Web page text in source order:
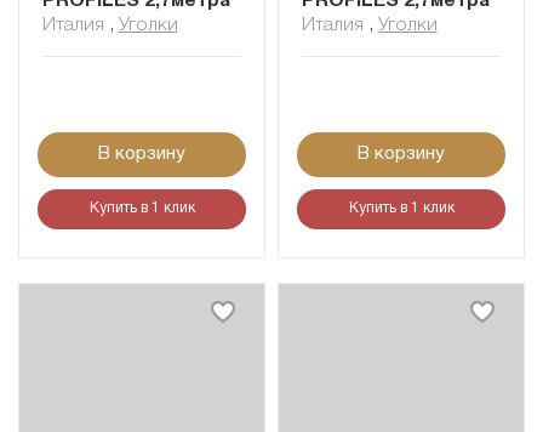
Италия , Уголки
В корзину
Купить в 1 клик
Италия , Уголки
В корзину
Купить в 1 клик